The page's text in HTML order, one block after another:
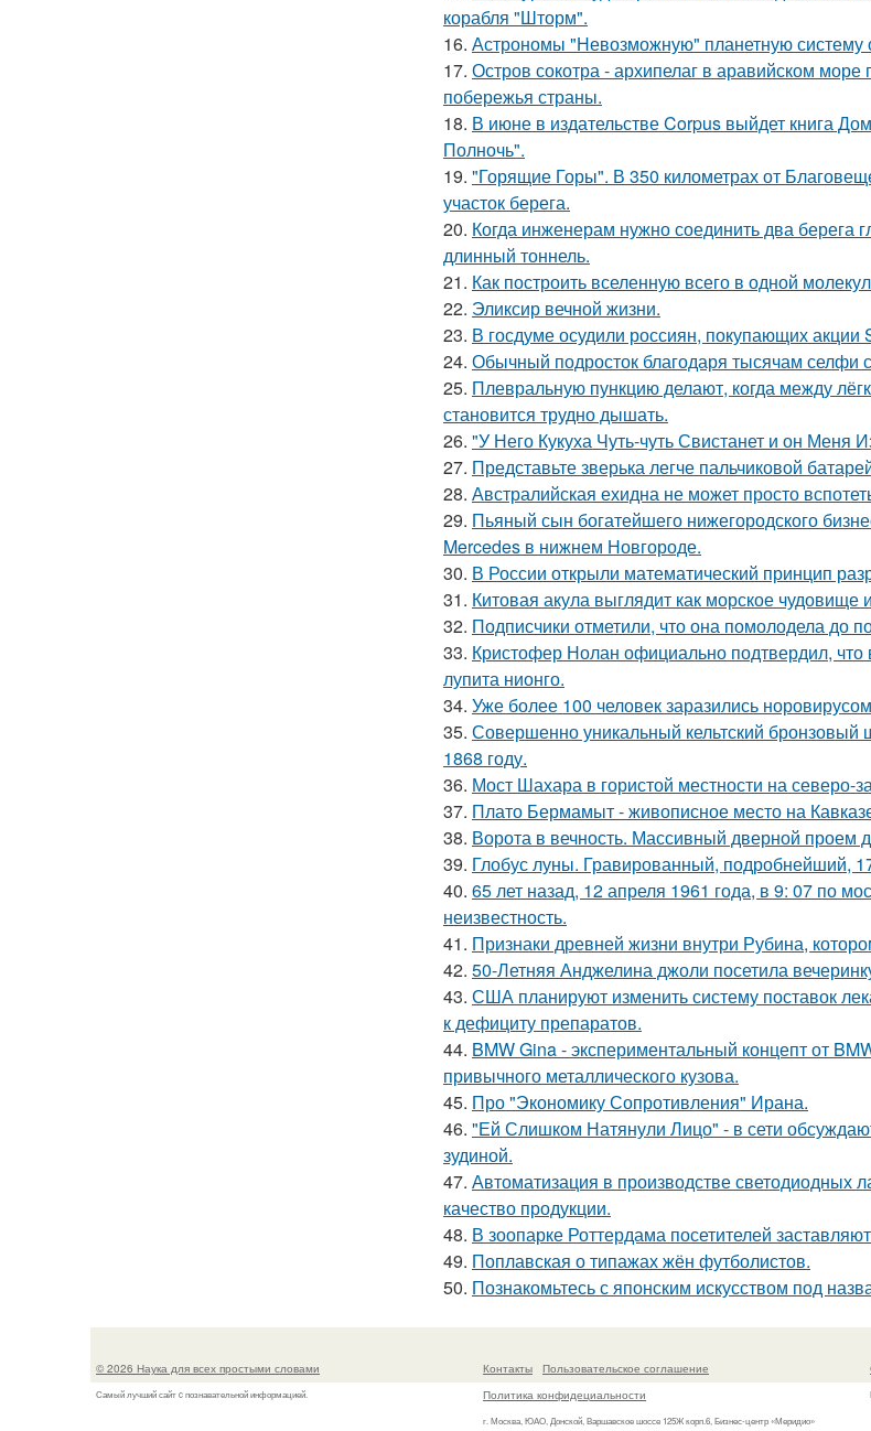
корабля "Шторм".
16. Астрономы "Невозможную" планетную систему
17. Остров сокотра - архипелаг в аравийском
побережья страны.
18. В июне в издательстве Corpus выйдет книга
Полночь".
19. "Горящие Горы". В 350 километрах от
участок берега.
20. Когда инженерам нужно соединить два берега
длинный тоннель.
21. Как построить вселенную всего в одной
22. Эликсир вечной жизни.
23. В госдуме осудили россиян, покупающих
24. Обычный подросток благодаря тысячам селфи
25. Плевральную пункцию делают, когда между
становится трудно дышать.
26. "У Него Кукуха Чуть-чуть Свистанет и он Меня
27. Представьте зверька легче пальчиковой
28. Австралийская ехидна не может просто
29. Пьяный сын богатейшего нижегородского
Mercedes в нижнем Новгороде.
30. В России открыли математический принцип
31. Китовая акула выглядит как морское
32. Подписчики отметили, что она помолодела до
33. Кристофер Нолан официально подтвердил, что
лупита нионго.
34. Уже более 100 человек заразились
35. Совершенно уникальный кельтский
1868 году.
36. Мост Шахара в гористой местности на северо-
37. Плато Бермамыт - живописное место на
38. Ворота в вечность. Массивный дверной проем
39. Глобус луны. Гравированный, подробнейший,
40. 65 лет назад, 12 апреля 1961 года, в 9: 07 по
неизвестность.
41. Признаки древней жизни внутри Рубина,
42. 50-Летняя Анджелина джоли посетила
43. США планируют изменить систему поставок
к дефициту препаратов.
44. BMW Gina - экспериментальный концепт от
привычного металлического кузова.
45. Про "Экономику Сопротивления" Ирана.
46. "Ей Слишком Натянули Лицо" - в сети
зудиной.
47. Автоматизация в производстве светодиодных
качество продукции.
48. В зоопарке Роттердама посетителей
49. Поплавская о типажах жён футболистов.
50. Познакомьтесь с японским искусством под
© 2026 Наука для всех простыми словами
Самый лучший сайт c познавательной информацией.
Контакты
Пользовательское соглашение
Политика конфидециальности
г. Москва, ЮАО, Донской, Варшавское шоссе 125Ж корп.6, Бизнес-центр «Меридио»